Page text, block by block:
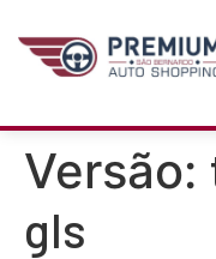
Versão:
gls